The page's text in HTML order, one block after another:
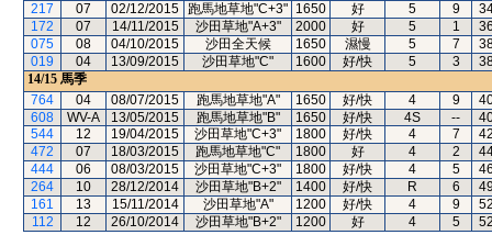
217
07 02/12/2015 跑馬地草地"C+3" 1650 好 5 9
172
07 14/11/2015 沙田草地"A+3" 2000 好 5 1
075
08 04/10/2015 沙田全天候 1650 濕慢 5 7
019
04 13/09/2015 沙田草地"C" 1600 好/快 5 3
14/15 馬季
764
04 08/07/2015 跑馬地草地"A" 1650 好/快 4 9
608
WV-A 13/05/2015 跑馬地草地"B" 1650 好/快 4S --
544
12 19/04/2015 沙田草地"C+3" 1800 好/快 4 7
472
07 18/03/2015 跑馬地草地"C" 1800 好 4 2
444
06 08/03/2015 沙田草地"C+3" 1800 好/快 4 5
264
10 28/12/2014 沙田草地"B+2" 1400 好/快 R 6
161
13 15/11/2014 沙田草地"A" 1200 好/快 4 9
112
12 26/10/2014 沙田草地"B+2" 1200 好 4 5